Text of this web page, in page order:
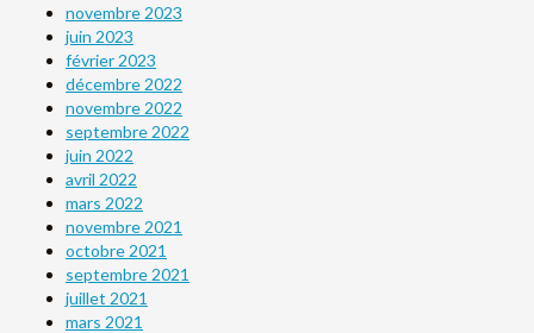
novembre 2023
juin 2023
février 2023
décembre 2022
novembre 2022
septembre 2022
juin 2022
avril 2022
mars 2022
novembre 2021
octobre 2021
septembre 2021
juillet 2021
mars 2021